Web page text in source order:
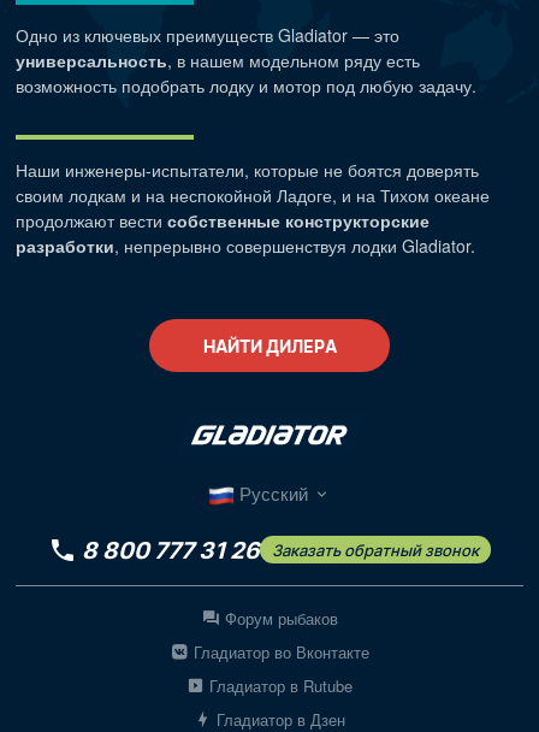
Одно из ключевых преимуществ Gladiator — это
универсальность, в нашем модельном ряду есть
возможность подобрать лодку и мотор под любую задачу.
Наши инженеры-испытатели, которые не боятся доверять
своим лодкам и на неспокойной Ладоге, и на Тихом океане
продолжают вести собственные конструкторские
разработки, непрерывно совершенствуя лодки Gladiator.
НАЙТИ ДИЛЕРА
Русский
8 800 777 31 26 Заказать обратный звонок
Форум рыбаков
Гладиатор во Вконтакте
Гладиатор в Rutube
Гладиатор в Дзен